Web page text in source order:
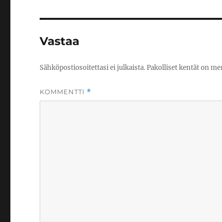
Vastaa
Sähköpostiosoitettasi ei julkaista.Pakolliset kentät on
KOMMENTTI *